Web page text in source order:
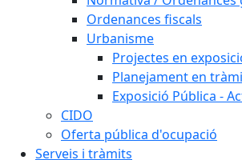
Ordenances fiscals
Urbanisme
Projectes en
Planejament en
Exposició Pública -
CIDO
Oferta pública d'ocupació
Serveis i tràmits